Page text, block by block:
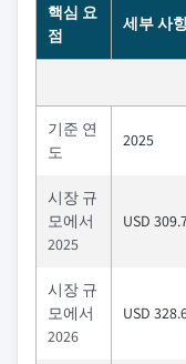
핵심 요
점
세부 사
기준 연
도
2025
시장 규
모에서
2025
USD
시장 규
모에서
2026
USD